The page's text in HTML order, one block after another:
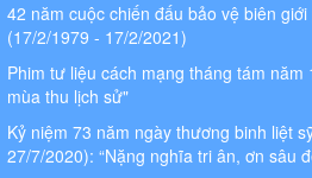
42 năm cuộc chiến đấu bảo vệ biên
(17/2/1979 - 17/2/2021)
Phim tư liệu cách mạng tháng tám năm
mùa thu lịch sử"
Kỷ niệm 73 năm ngày thương binh liệt
27/7/2020): “Nặng nghĩa tri ân, ơn sâu